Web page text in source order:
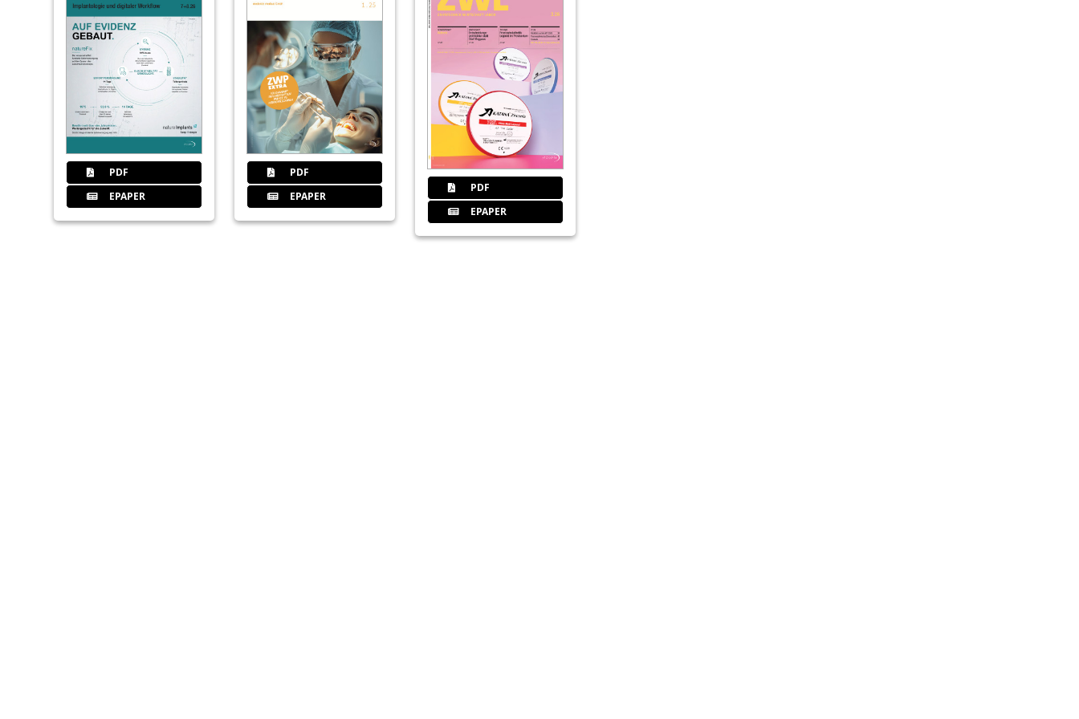
31W&H Deutschland GmbH
32Fokus: Zahnmedizin
Redaktion
34QM: Studie zeigt Vorteile von Qualitätsmanagement auf
Prof. Dr. Bettina Fischer
PDF
EPAPER
PDF
EPAPER
PDF
EPAPER